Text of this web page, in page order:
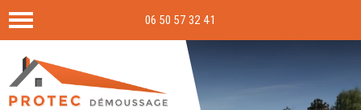
06 50 57 32 41